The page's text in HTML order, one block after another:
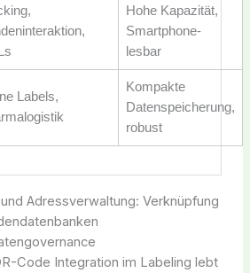
Hohe Kapazität,
Smartphone-
lesbar
Labels,
Kompakte
Datenspeicherung,
robust
Adressverwaltung: Verknüpfung
Code Integration im Labeling lebt